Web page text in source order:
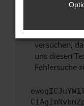
Wende
Wenn du
hast,
versuchen,
uns diesen
Fehlersuche